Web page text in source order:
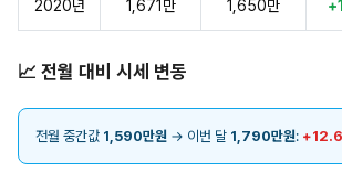
2020년 1,671만 1,650만
📈 전월 대비 시세 변동
전월 중간값 1,590만원 → 이번 달 1,790만원: